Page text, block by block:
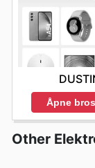
Åpne
Other